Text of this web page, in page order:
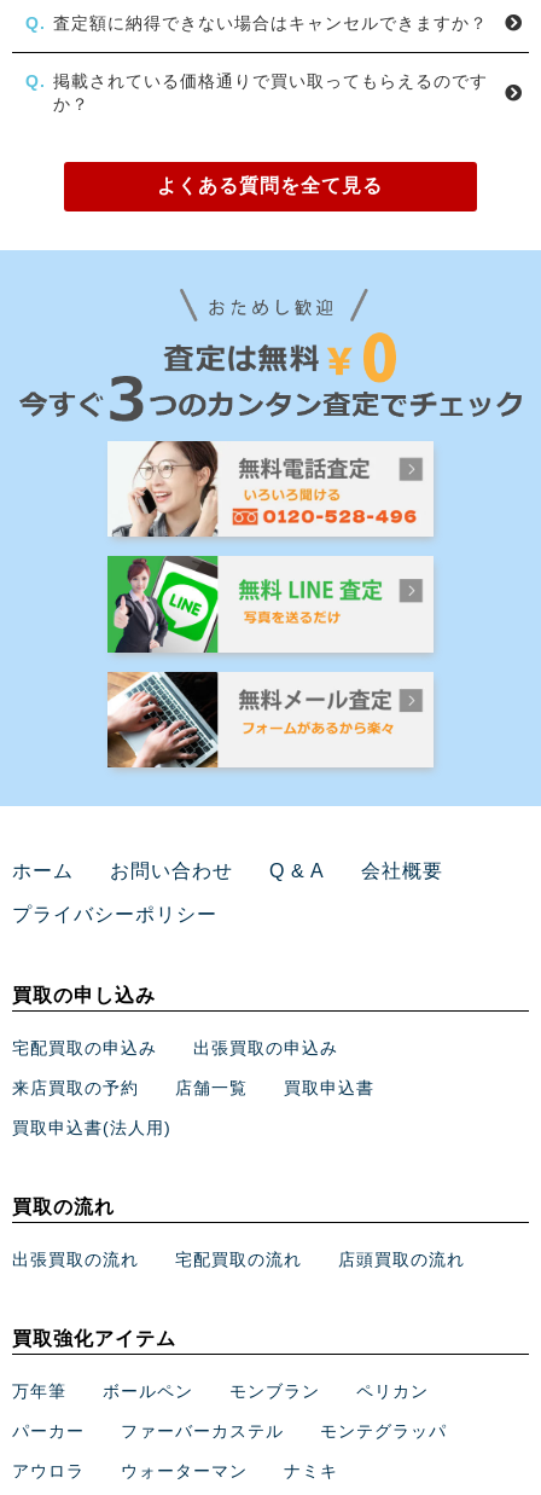
査定額に納得できない場合はキャンセルできますか？
掲載されている価格通りで買い取ってもらえるのです
か？
よくある質問を全て見る
ホーム お問い合わせ Q & A 会社概要
プライバシーポリシー
買取の申し込み
宅配買取の申込み 出張買取の申込み
来店買取の予約 店舗一覧 買取申込書
買取申込書(法人用)
買取の流れ
出張買取の流れ 宅配買取の流れ 店頭買取の流れ
買取強化アイテム
万年筆 ボールペン モンブラン ペリカン
パーカー ファーバーカステル モンテグラッパ
アウロラ ウォーターマン ナミキ